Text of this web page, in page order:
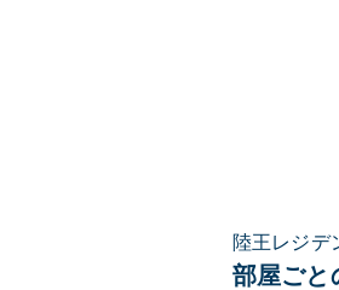
陸王レジデ
部屋ごと